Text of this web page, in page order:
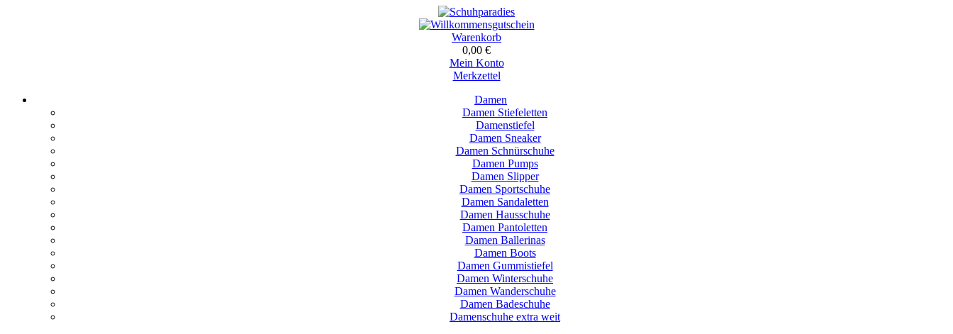
Warenkorb
0,00 €
Mein Konto
Merkzettel
Damen
Damen Stiefeletten
Damenstiefel
Damen Sneaker
Damen Schnürschuhe
Damen Pumps
Damen Slipper
Damen Sportschuhe
Damen Sandaletten
Damen Hausschuhe
Damen Pantoletten
Damen Ballerinas
Damen Boots
Damen Gummistiefel
Damen Winterschuhe
Damen Wanderschuhe
Damen Badeschuhe
Damenschuhe extra weit